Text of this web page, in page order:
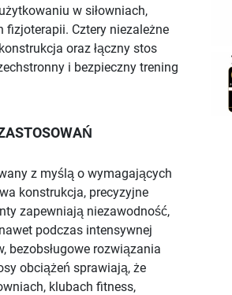
w siłowniach,
Cztery niezależne
oraz łączny stos
i bezpieczny trening
z myślą o wymagających
konstrukcja, precyzyjne
zapewniają niezawodność,
podczas intensywnej
bezobsługowe rozwiązania
obciążeń sprawiają, że
klubach fitness,